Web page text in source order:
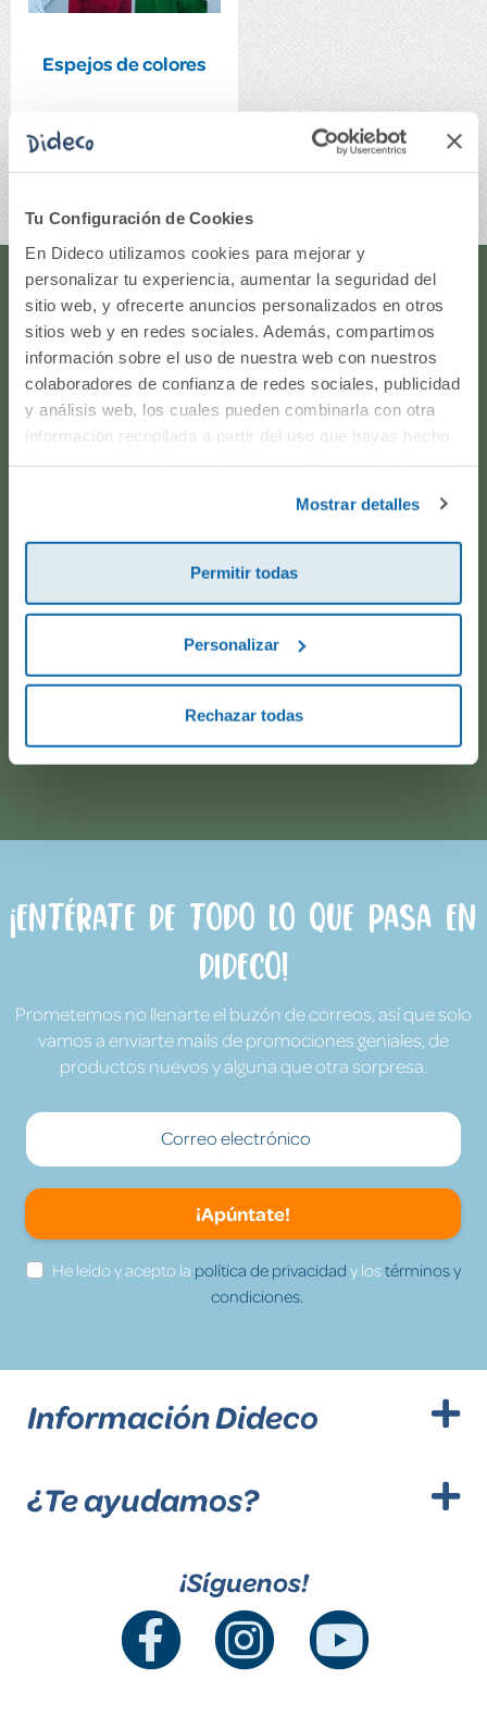
Tu Configuración de Cookies
En Dideco utilizamos cookies para mejorar y
personalizar tu experiencia, aumentar la seguridad del
sitio web, y ofrecerte anuncios personalizados en otros
sitios web y en redes sociales. Además, compartimos
información sobre el uso de nuestra web con nuestros
colaboradores de confianza de redes sociales, publicidad
y análisis web, los cuales pueden combinarla con otra
información recopilada a partir del uso que hayas hecho
Mostrar detalles
Permitir todas
Personalizar
Rechazar todas
Espejos de colores
¿Te ayudamos?
¿Necesitas que te ayudemos a acceder a tu cuenta? ¿Te
gustaría proponernos alguna idea o algún nuevo
producto? ¿Has realizado un pedido y quieres saber si
todo va viento en popa? Ponte en contacto con
nosotros.
916597360
Horario de atención telefónica: de Lunes a Viernes, de
9:00h a 17:00h.
¡Entérate de todo lo que pasa en
Dideco!
Prometemos no llenarte el buzón de correos, así que solo
vamos a enviarte mails de promociones geniales, de
productos nuevos y alguna que otra sorpresa.
¡Apúntate!
He leído y acepto la política de privacidad y lostérminos y
condiciones.
Información Dideco
¿Te ayudamos?
¡Síguenos!